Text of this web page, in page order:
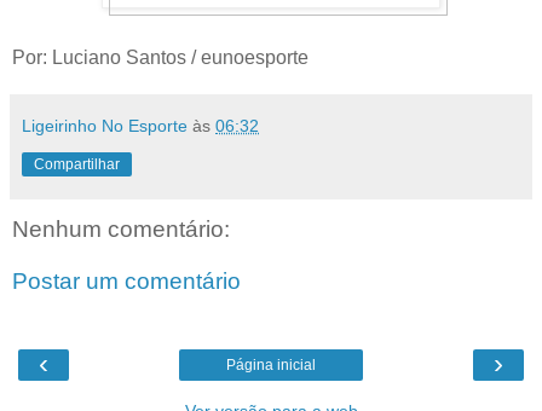
Por: Luciano Santos / eunoesporte
Ligeirinho No Esporte às 06:32
Compartilhar
Nenhum comentário:
Postar um comentário
‹ ›
Página inicial